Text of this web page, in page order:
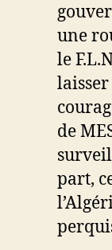
une
le
de
part,